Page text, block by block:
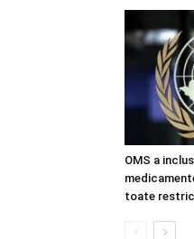
OMS a
toate